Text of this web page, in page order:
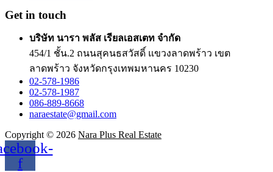
Get in touch
บริษัท นารา พลัส เรียลเอสเตท จำกัด
454/1 ชั้น.2 ถนนสุคนธสวัสดิ์ แขวงลาดพร้าว เขต
ลาดพร้าว จังหวัดกรุงเทพมหานคร 10230
02-578-1986
02-578-1987
086-889-8668
naraestate@gmail.com
Copyright © 2026 Nara Plus Real Estate
f